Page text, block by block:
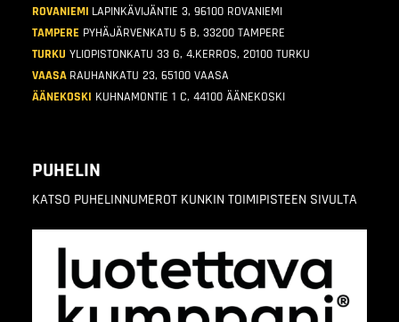
ROVANIEMI LAPINKÄVIJÄNTIE 3, 96100 ROVANIEMI
TAMPERE PYHÄJÄRVENKATU 5 B, 33200 TAMPERE
TURKU YLIOPISTONKATU 33 G, 4.KERROS, 20100 TURKU
VAASA RAUHANKATU 23, 65100 VAASA
ÄÄNEKOSKI KUHNAMONTIE 1 C, 44100 ÄÄNEKOSKI
PUHELIN
KATSO PUHELINNUMEROT KUNKIN TOIMIPISTEEN SIVULTA